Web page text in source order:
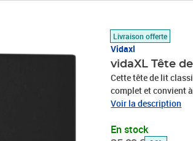
Livraison offerte
Vidaxl
vidaXL Tête
Cette tête de lit
complet et convient
qualité supérieure
aspect luxueux et la
Voir la description
En stock
Prix barré 35,99 €
Prix 29,89€